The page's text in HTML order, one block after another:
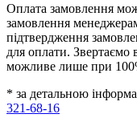
Оплата замовлення
замовлення
підтвердження
для оплати. Звертаємо
можливе лише при
* за детальною
321-68-16